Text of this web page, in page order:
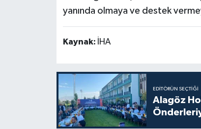
yanında olmaya ve destek
Kaynak: İHA
EDITÖRÜN SEÇTIĞI
Alagöz